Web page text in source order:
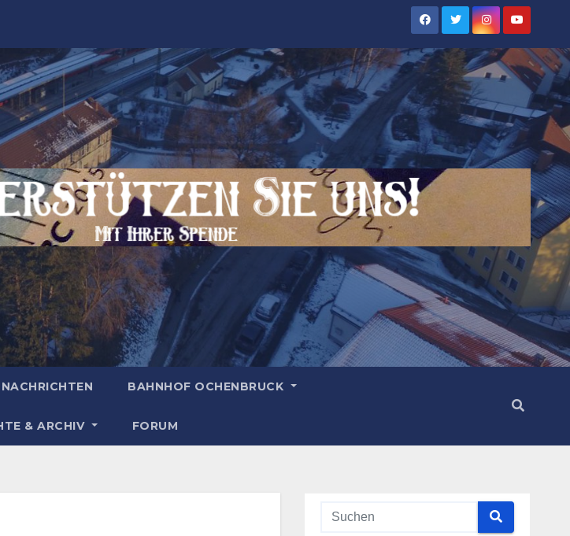
NACHRICHTEN BAHNHOF OCHENBRUCK
& ARCHIV FORUM